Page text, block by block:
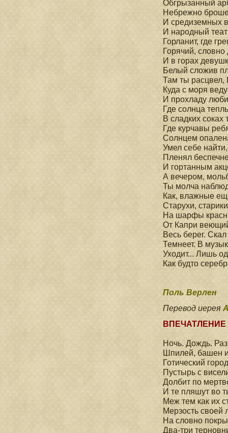
Обгрызанный
Небрежно
И средиземных
И народный
Горланит, где
Горячий, словно
И в горах
Белый сложив
Там ты
Куда с моря
И прохладу
Где солнца
В сладких
Где курчавы
Солнцем
Умел себе
Пленял
И гортанным
А вечером,
Ты молча
Как, влажные
Старухи,
На шарфы
От Капри
Весь берег.
Темнеет. В
Уходит... Лишь
Как будто
Поль Верлен
Перевод иерея
Ночь. Дождь.
Шпилей, башен
Готический
Пустырь с
Долбит по
И те пляшут во
Меж тем как их
Мерзость своей
На словно
Два-три